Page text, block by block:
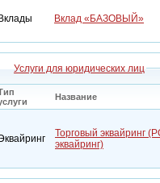
Вклады Вклад «БАЗОВЫЙ»
Услуги для юридических лиц
Название
Торговый эквайринг
эквайринг)